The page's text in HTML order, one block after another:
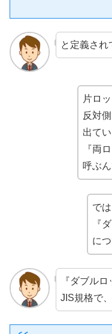
と定義され
片ロ
反対
出て
『両
呼ぶん
では
『
に
『ダブル
JIS規格で、